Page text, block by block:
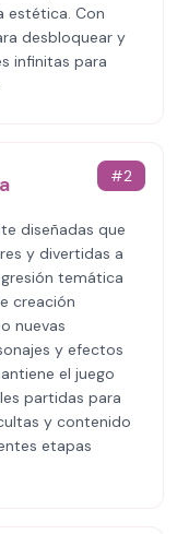
estética. Con
desbloquear y
infinitas para
#2
diseñadas que
y divertidas a
temática
creación
nuevas
y efectos
el juego
partidas para
y contenido
etapas